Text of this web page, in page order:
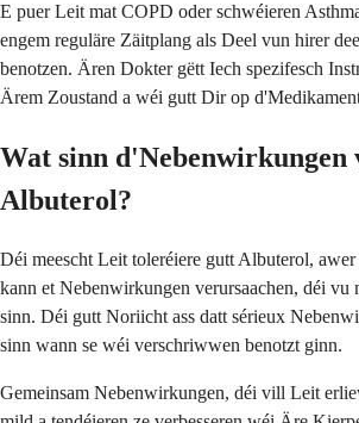
E puer Leit mat COPD oder schwéieren
engem reguläre Zäitplang als Deel vun hirer
benotzen. Ären Dokter gëtt Iech spezifesch
Ärem Zoustand a wéi gutt Dir op
Wat sinn d'Nebenwirkungen
Albuterol?
Déi meescht Leit toleréiere gutt Albuterol,
kann et Nebenwirkungen verursaachen, déi vu
sinn. Déi gutt Noriicht ass datt sérieux
sinn wann se wéi verschriwwen benotzt ginn.
Gemeinsam Nebenwirkungen, déi vill Leit